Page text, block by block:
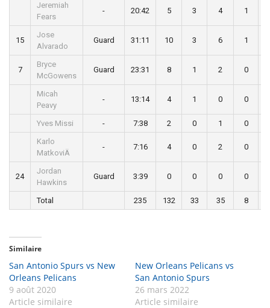
Jeremiah
Fears
- 20:42 5 3 4 1
15
Jose
Alvarado
Guard 31:11 10 3 6 1
7
Bryce
McGowens
Guard 23:31 8 1 2 0
Micah
Peavy
- 13:14 4 1 0 0
Yves Missi - 7:38 2 0 1 0
Karlo
MatkoviÄ
- 7:16 4 0 2 0
24
Jordan
Hawkins
Guard 3:39 0 0 0 0
Total 235 132 33 35 8
Similaire
San Antonio Spurs vs New
Orleans Pelicans
9 août 2020
Article similaire
New Orleans Pelicans vs
San Antonio Spurs
26 mars 2022
Article similaire